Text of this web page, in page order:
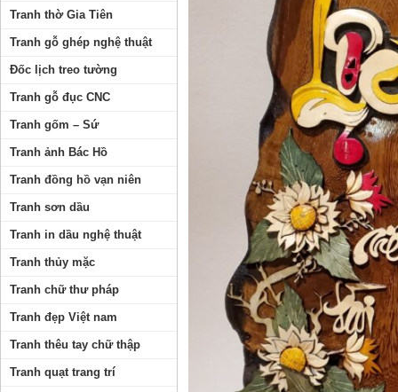
Tranh thờ Gia Tiên
Tranh gỗ ghép nghệ thuật
Đốc lịch treo tường
Tranh gỗ đục CNC
Tranh gốm – Sứ
Tranh ảnh Bác Hồ
Tranh đồng hồ vạn niên
Tranh sơn dầu
Tranh in dầu nghệ thuật
Tranh thủy mặc
Tranh chữ thư pháp
Tranh đẹp Việt nam
Tranh thêu tay chữ thập
Tranh quạt trang trí